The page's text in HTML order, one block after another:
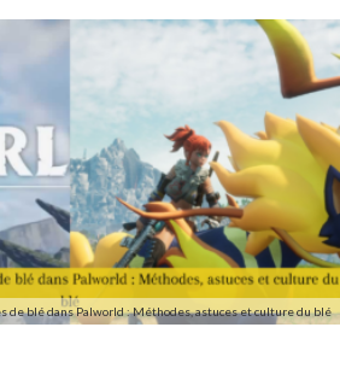
de blé dans Palworld : Méthodes, astuces et culture du blé